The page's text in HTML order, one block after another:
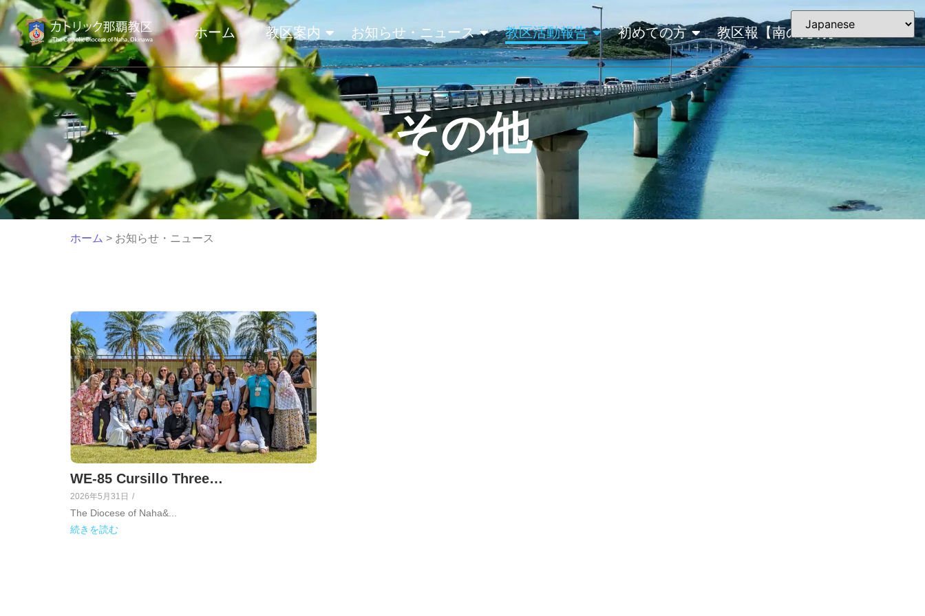
ホーム 教区案内 お知らせ・ニュース 教区活動報告 初めての方 教区報【南の光明】
その他
ホーム > お知らせ・ニュース
WE-85 Cursillo Three…
2026年5月31日 /
The Diocese of Naha&...
続きを読む